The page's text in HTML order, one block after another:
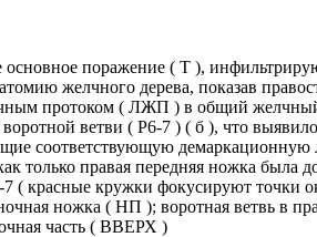
поражение ( T ),
желчного дерева, показав
протоком ( ЛЖП ) в общий желчный
воротной ветви ( Р6-7 ) ( б ), что
соответствующую
только правая передняя ножка была
( красные кружки фокусируют точки
ножка ( НП ); воротная ветвь в
часть ( ВВЕРХ )